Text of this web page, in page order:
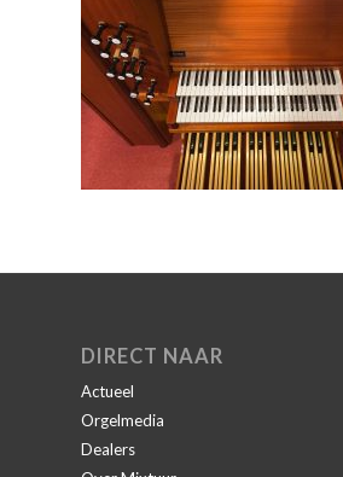
DIRECT NAAR
Actueel
Orgelmedia
Dealers